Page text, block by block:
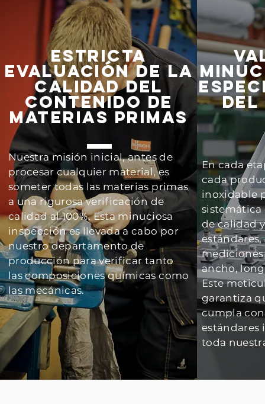
ESTRICTA
EVALUACIÓN DE LA
CALIDAD DEL
CONTENIDO DE
MATERIAS PRIMAS
Nuestra misión inicial, antes de
procesar cualquier material, es
someter todas las materias primas
a una rigurosa verificación de
calidad al 100%. Esta minuciosa
inspección es llevada a cabo por
nuestro departamento de
producción para verificar tanto
las composiciones químicas como
las mecánicas.
DEL
En cada
cada
inoxidable
de calidad
mediciones
ancho,
Este
garantiza
cumpla
estándares
toda